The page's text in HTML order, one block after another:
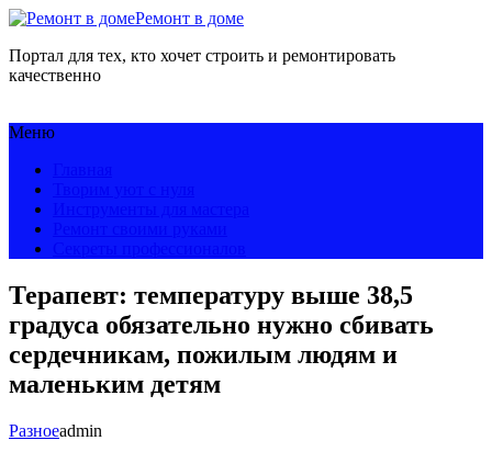
Ремонт в доме
Портал для тех, кто хочет строить и ремонтировать
качественно
Меню
Терапевт: температуру выше 38,5
градуса обязательно нужно сбивать
сердечникам, пожилым людям и
маленьким детям
Разноеadmin